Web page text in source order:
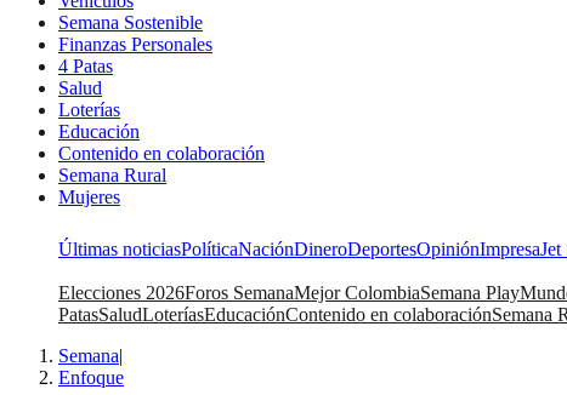
Semana Sostenible
Finanzas Personales
4 Patas
Salud
Loterías
Educación
Contenido en colaboración
Semana Rural
Mujeres
Últimas noticiasPolíticaNaciónDineroDeportesOpiniónImpresaJet
Elecciones 2026Foros SemanaMejor ColombiaSemana Play
PatasSaludLoteríasEducaciónContenido en colaboraciónSemana
Semana|
Enfoque